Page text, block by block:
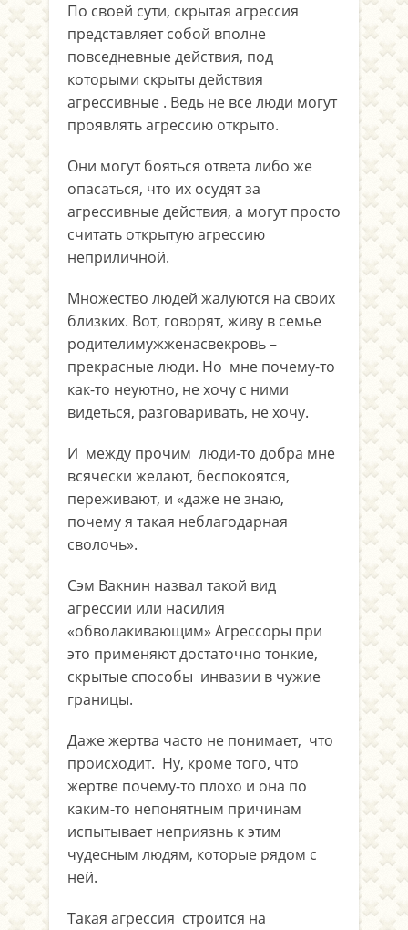
По своей сути, скрытая агрессия
представляет собой вполне
повседневные действия, под
которыми скрыты действия
агрессивные . Ведь не все люди могут
проявлять агрессию открыто.
Они могут бояться ответа либо же
опасаться, что их осудят за
агрессивные действия, а могут просто
считать открытую агрессию
неприличной.
Множество людей жалуются на своих
близких. Вот, говорят, живу в семье
родителимужженасвекровь –
прекрасные люди. Но мне почему-то
как-то неуютно, не хочу с ними
видеться, разговаривать, не хочу.
И между прочим люди-то добра мне
всячески желают, беспокоятся,
переживают, и «даже не знаю,
почему я такая неблагодарная
сволочь».
Сэм Вакнин назвал такой вид
агрессии или насилия
«обволакивающим» Агрессоры при
это применяют достаточно тонкие,
скрытые способы инвазии в чужие
границы.
Даже жертва часто не понимает, что
происходит. Ну, кроме того, что
жертве почему-то плохо и она по
каким-то непонятным причинам
испытывает неприязнь к этим
чудесным людям, которые рядом с
ней.
Такая агрессия строится на